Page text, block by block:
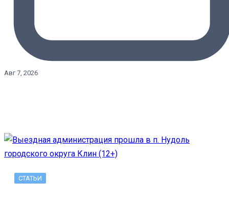
Авг 7, 2026
СТАТЬИ